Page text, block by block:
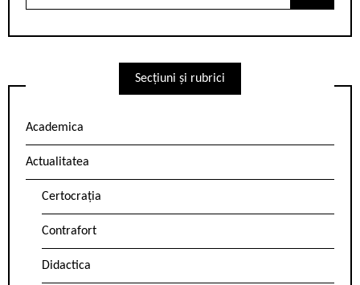
Secțiuni și rubrici
Academica
Actualitatea
Certocrația
Contrafort
Didactica